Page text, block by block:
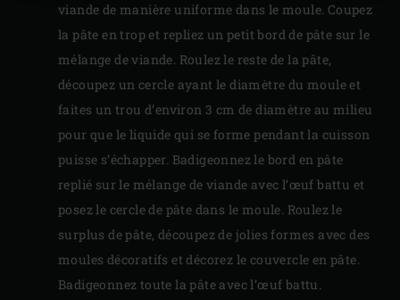
viande de manière uniforme dans le moule. Coupez
la pâte en trop et repliez un petit bord de pâte sur le
mélange de viande. Roulez le reste de la pâte,
découpez un cercle ayant le diamètre du moule et
faites un trou d’environ 3 cm de diamètre au milieu
pour que le liquide qui se forme pendant la cuisson
puisse s’échapper. Badigeonnez le bord en pâte
replié sur le mélange de viande avec l’œuf battu et
posez le cercle de pâte dans le moule. Roulez le
surplus de pâte, découpez de jolies formes avec des
moules décoratifs et décorez le couvercle en pâte.
Badigeonnez toute la pâte avec l’œuf battu.